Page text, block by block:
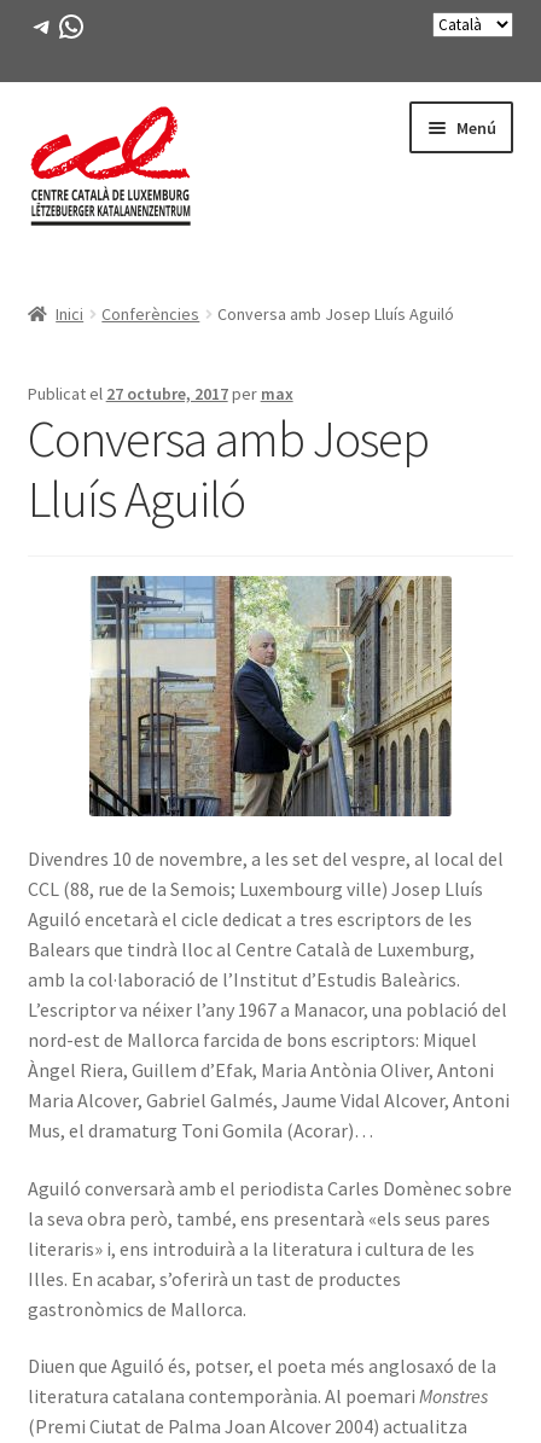
Telegram
WhatsApp
navegació
al
contingut
Menú
ACTIVITATS
CURSOS
FES-TE SOCI
LLIBRE
INICIA SESSIÓ
Inici Conferències Conversa amb Josep Lluís Aguiló
Publicat el 27 octubre, 2017per max
Conversa amb Josep
Lluís Aguiló
Divendres 10 de novembre, a les set del vespre, al local del
CCL (88, rue de la Semois; Luxembourg ville) Josep Lluís
Aguiló encetarà el cicle dedicat a tres escriptors de les
Balears que tindrà lloc al Centre Català de Luxemburg,
amb la col·laboració de l’Institut d’Estudis Baleàrics.
L’escriptor va néixer l’any 1967 a Manacor, una població del
nord-est de Mallorca farcida de bons escriptors: Miquel
Àngel Riera, Guillem d’Efak, Maria Antònia Oliver, Antoni
Maria Alcover, Gabriel Galmés, Jaume Vidal Alcover, Antoni
Mus, el dramaturg Toni Gomila (Acorar)…
Aguiló conversarà amb el periodista Carles Domènec sobre
la seva obra però, també, ens presentarà «els seus pares
literaris» i, ens introduirà a la literatura i cultura de les
Illes. En acabar, s’oferirà un tast de productes
gastronòmics de Mallorca.
Diuen que Aguiló és, potser, el poeta més anglosaxó de la
literatura catalana contemporània. Al poemari Monstres
(Premi Ciutat de Palma Joan Alcover 2004) actualitza